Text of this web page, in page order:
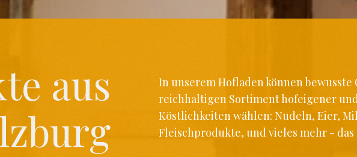
aus
In unserem Hofladen können bewusste
reichhaltigen Sortiment hofeigener
Köstlichkeiten wählen: Nudeln, Eier,
Fleischprodukte, und vieles mehr -